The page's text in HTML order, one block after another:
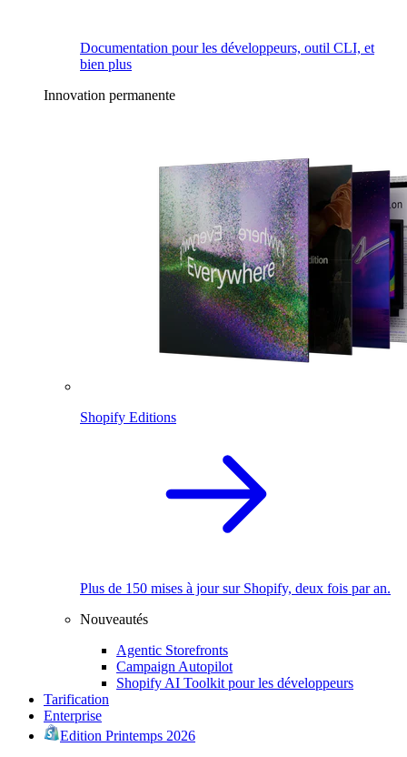
Documentation pour les développeurs, outil CLI, et
bien plus
Innovation permanente
Shopify Editions
Plus de 150 mises à jour sur Shopify, deux fois par an.
Nouveautés
Agentic Storefronts
Campaign Autopilot
Shopify AI Toolkit pour les développeurs
Tarification
Enterprise
Edition Printemps 2026